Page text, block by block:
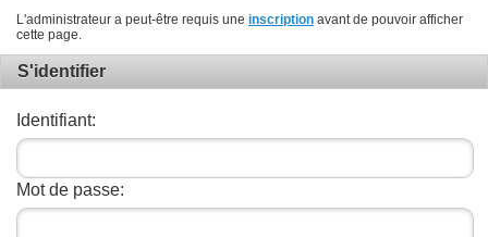
L'administrateur a peut-être requis une inscription avant de pouvoir afficher
cette page.
S'identifier
Identifiant:
Mot de passe: